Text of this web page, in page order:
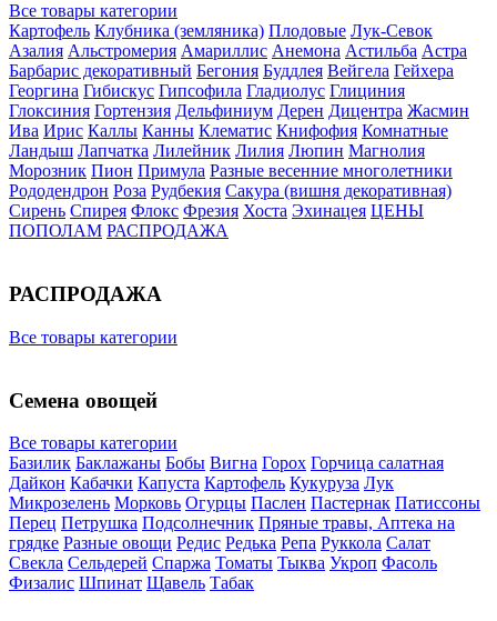
Все товары категории
Картофель Клубника (земляника) Плодовые Лук-Севок
Азалия Альстромерия Амариллис Анемона Астильба Астра
Барбарис декоративный Бегония Буддлея Вейгела Гейхера
Георгина Гибискус Гипсофила Гладиолус Глициния
Глоксиния Гортензия Дельфиниум Дерен Дицентра Жасмин
Ива Ирис Каллы Канны Клематис Книфофия Комнатные
Ландыш Лапчатка Лилейник Лилия Люпин Магнолия
Морозник Пион Примула Разные весенние многолетники
Рододендрон Роза Рудбекия Сакура (вишня декоративная)
Сирень Спирея Флокс Фрезия Хоста Эхинацея ЦЕНЫ
ПОПОЛАМ РАСПРОДАЖА
РАСПРОДАЖА
Все товары категории
Семена овощей
Все товары категории
Базилик Баклажаны Бобы Вигна Горох Горчица салатная
Дайкон Кабачки Капуста Картофель Кукуруза Лук
Микрозелень Морковь Огурцы Паслен Пастернак Патиссоны
Перец Петрушка Подсолнечник Пряные травы, Аптека на
грядке Разные овощи Редис Редька Репа Руккола Салат
Свекла Сельдерей Спаржа Томаты Тыква Укроп Фасоль
Физалис Шпинат Щавель Табак